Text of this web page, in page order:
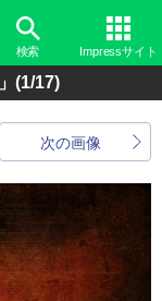
検索 Impressサイト
(1/17)
次の画像